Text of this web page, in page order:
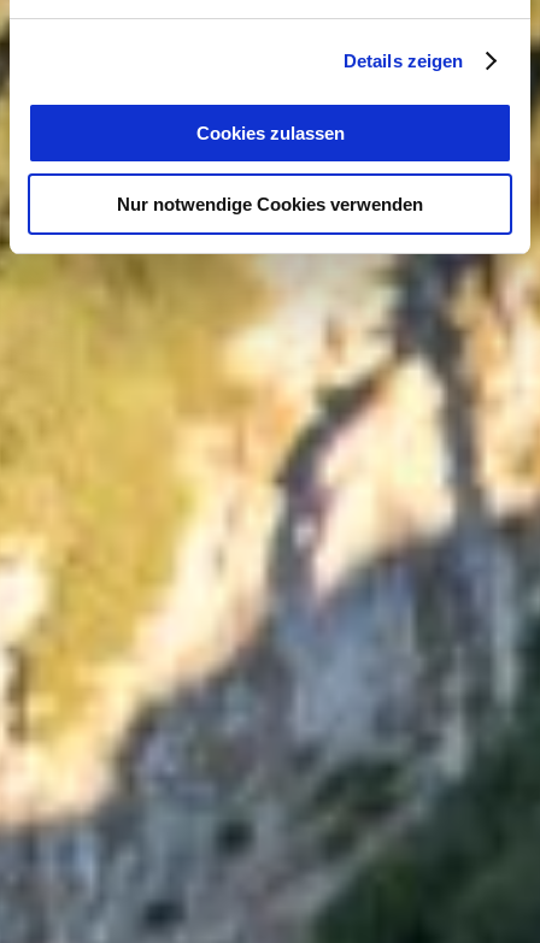
Details zeigen
Cookies zulassen
Nur notwendige Cookies verwenden